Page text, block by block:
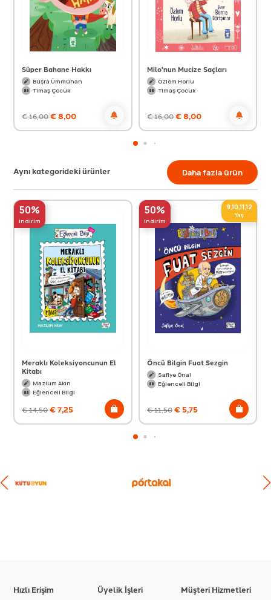
Süper Bahane Hakkı
Büşra Ümmühan
Timaş Çocuk
€16,00€8,00
Milo'nun Mucize Saçları
Özlem Horlu
Timaş Çocuk
€16,00€8,00
Aynı kategorideki ürünler Daha fazla ürün
50%
indirim
Meraklı Koleksiyoncunun El
Kitabı
Mazlum Akın
Eğlenceli Bilgi
€14,50€7,25
50%
indirim
9,10,11,12
Yaş
Öncü Bilgin Fuat Sezgin
Safiye Önal
Eğlenceli Bilgi
€11,50€5,75
Hızlı Erişim Üyelik İşleri Müşteri Hizmetleri